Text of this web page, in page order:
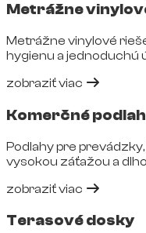
Metrážne
Metrážne vinylové
hygienu a jednoduchú
zobraziť viac
Komerčné
Podlahy pre
vysokou záťažou a
zobraziť viac
Terasové dosky